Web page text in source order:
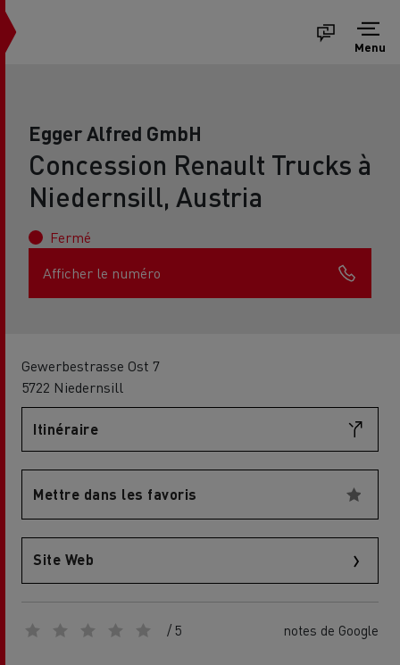
Menu
Egger Alfred GmbH
Concession Renault Trucks à
Niedernsill, Austria
Fermé
Afficher le numéro
Gewerbestrasse Ost 7
5722 Niedernsill
Itinéraire
Mettre dans les favoris
Site Web
/ 5 notes de Google